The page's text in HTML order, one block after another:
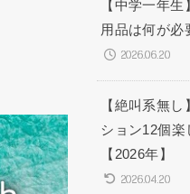
【中学一年
用品は何が必
2026.06.20
【絶叫系無
ション12個楽
【2026年】
2026.04.20